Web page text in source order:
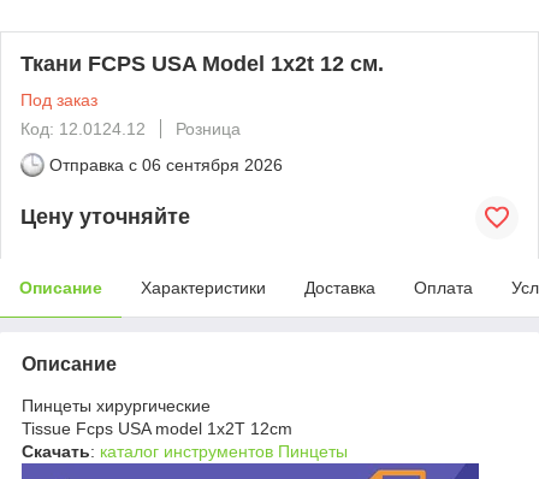
Ткани FCPS USA Model 1x2t 12 см.
Под заказ
Код: 12.0124.12
Розница
Отправка с 06 сентября 2026
Цену уточняйте
Описание Характеристики Доставка Оплата
Описание
Пинцеты хирургические
Tissue Fcps USA model 1x2T 12cm
Скачать: каталог инструментов Пинцеты